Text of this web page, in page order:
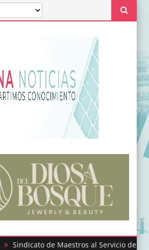
de Maestros al Servicio del Estado